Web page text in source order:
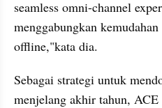
seamless omni-channel
menggabungkan
offline,"kata dia.
Sebagai strategi untuk
menjelang akhir tahun,